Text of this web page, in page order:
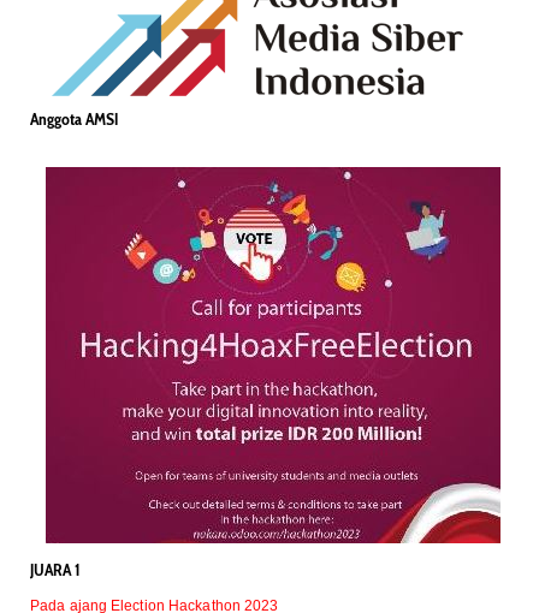
Anggota AMSI
JUARA 1
Pada ajang Election Hackathon 2023